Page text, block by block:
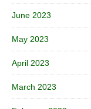
June 2023
May 2023
April 2023
March 2023